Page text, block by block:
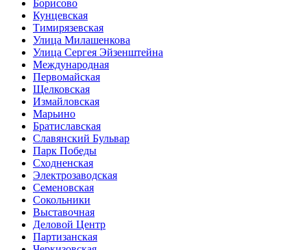
Борисово
Кунцевская
Тимирязевская
Улица Милашенкова
Улица Сергея Эйзенштейна
Международная
Первомайская
Щелковская
Измайловская
Марьино
Братиславская
Славянский Бульвар
Парк Победы
Сходненская
Электрозаводская
Семеновская
Сокольники
Выставочная
Деловой Центр
Партизанская